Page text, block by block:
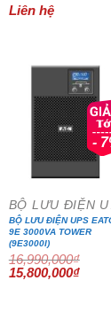
Liên hệ
-
BỘ LƯU ĐIỆN UPS
9E 3000VA TOWER
(9E3000I)
16,990,000₫
Giá
gốc
15,800,000₫Giá